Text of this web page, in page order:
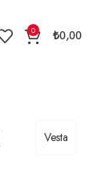
0 ₺0,00
Vesta